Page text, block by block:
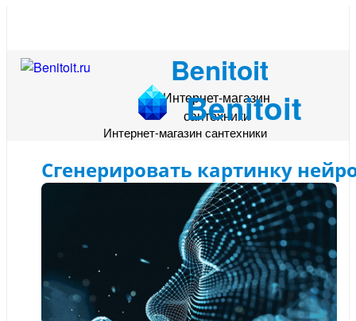
Benitoit
Интернет-магазин
сантехники
Benitoit
Интернет-магазин сантехники
Сгенерировать картинку